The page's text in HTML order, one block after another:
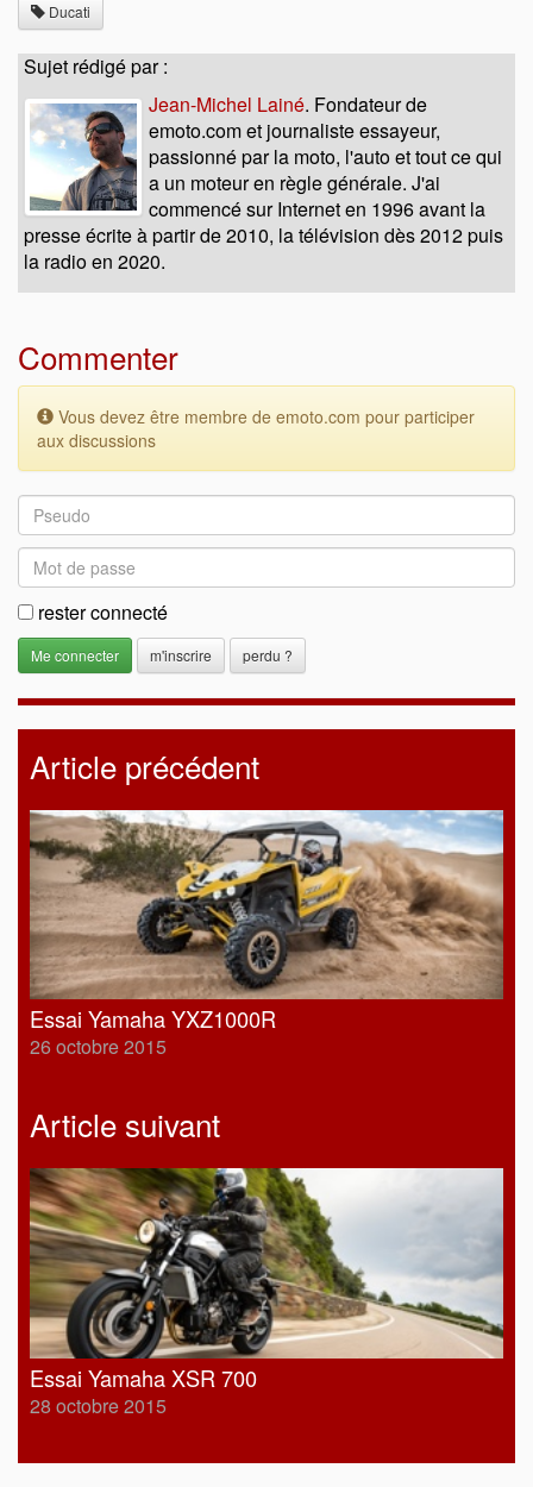
Ducati
Sujet rédigé par :
Jean-Michel Lainé. Fondateur de
emoto.com et journaliste essayeur,
passionné par la moto, l'auto et tout ce qui
a un moteur en règle générale. J'ai
commencé sur Internet en 1996 avant la
presse écrite à partir de 2010, la télévision dès 2012 puis
la radio en 2020.
Commenter
Vous devez être membre de emoto.com pour participer
aux discussions
rester connecté
m'inscrire perdu ?
Article précédent
Essai Yamaha YXZ1000R
26 octobre 2015
Article suivant
Essai Yamaha XSR 700
28 octobre 2015